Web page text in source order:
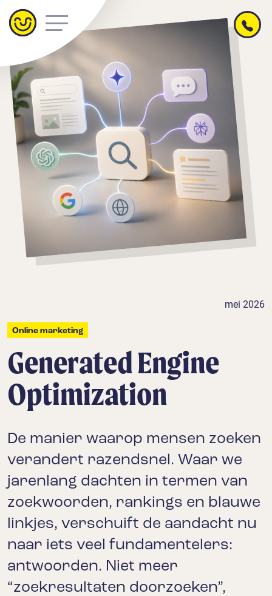
mei 2026
Online marketing
Generated Engine
Optimization
De manier waarop mensen zoeken
verandert razendsnel. Waar we
jarenlang dachten in termen van
zoekwoorden, rankings en blauwe
linkjes, verschuift de aandacht nu
naar iets veel fundamentelers:
antwoorden. Niet meer
“zoekresultaten doorzoeken”,